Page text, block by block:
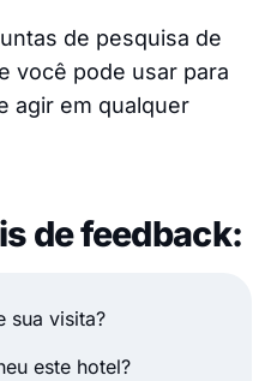
de pesquisa de
você pode usar para
agir em qualquer
de feedback:
sua visita?
este hotel?